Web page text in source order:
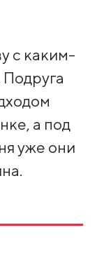
с каким-
а под
уже они